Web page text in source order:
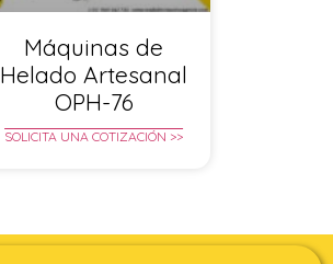
Máquinas de
Helado Artesanal
OPH-76
SOLICITA UNA COTIZACIÓN >>